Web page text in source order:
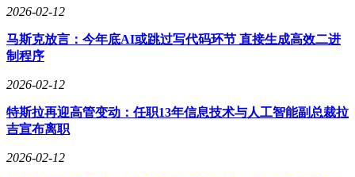
通过消费端产品积累用户反馈、企业端服务创造营收的双向策
略，可能成为AI大模型落地的新范式。市场正密切关注两个
陷修复节奏能否满足专业生产要求。2026年2月14日火山引擎
发布会将揭晓豆包大模型2.0等系列升级，届时视频生成技术
的竞争态势或将进一步明朗。
2026-02-12
马斯克放言：今年底AI或跳过写代码环节 直接生成高效二进
制程序
2026-02-12
特斯拉再迎高管变动：任职13年信息技术与人工智能副总裁拉
吉宣布离职
2026-02-12